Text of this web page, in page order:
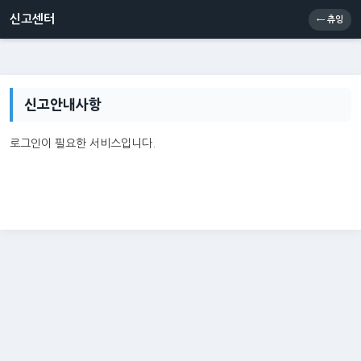
신고센터 메인
신고센터 ← 츄잉
신고안내사항
로그인이 필요한 서비스입니다.